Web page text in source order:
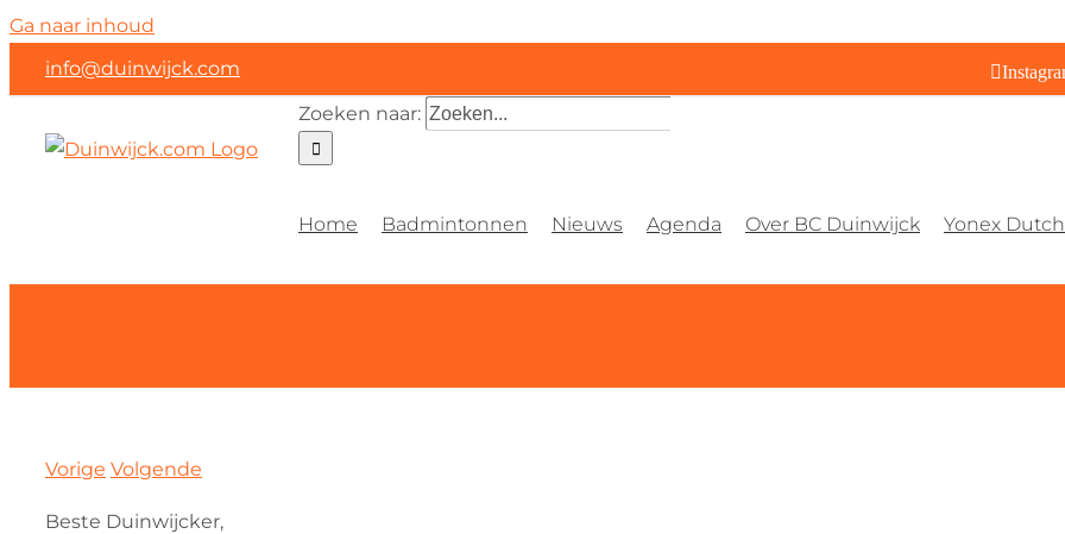
Ga naar inhoud
info@duinwijck.com
Zoeken naar:
Home Badmintonnen Nieuws Agenda Over BC Duinwijck Yonex
Vorige Volgende
Beste Duinwijcker,